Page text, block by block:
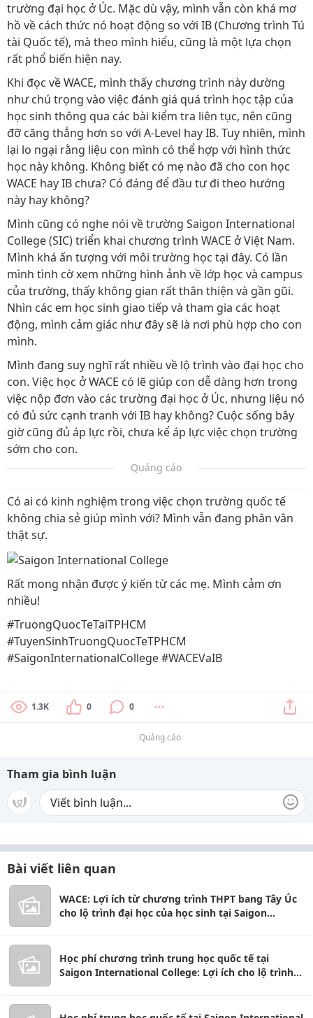
trường đại học ở Úc. Mặc dù vậy, mình vẫn còn khá mơ
hồ về cách thức nó hoạt động so với IB (Chương trình Tú
tài Quốc tế), mà theo mình hiểu, cũng là một lựa chọn
rất phổ biến hiện nay.
Khi đọc về WACE, mình thấy chương trình này dường
như chú trọng vào việc đánh giá quá trình học tập của
học sinh thông qua các bài kiểm tra liên tục, nên cũng
đỡ căng thẳng hơn so với A-Level hay IB. Tuy nhiên, mình
lại lo ngại rằng liệu con mình có thể hợp với hình thức
học này không. Không biết có mẹ nào đã cho con học
WACE hay IB chưa? Có đáng để đầu tư đi theo hướng
này hay không?
Mình cũng có nghe nói về trường Saigon International
College (SIC) triển khai chương trình WACE ở Việt Nam.
Mình khá ấn tượng với môi trường học tại đây. Có lần
mình tình cờ xem những hình ảnh về lớp học và campus
của trường, thấy không gian rất thân thiện và gần gũi.
Nhìn các em học sinh giao tiếp và tham gia các hoạt
động, mình cảm giác như đây sẽ là nơi phù hợp cho con
mình.
Mình đang suy nghĩ rất nhiều về lộ trình vào đại học cho
con. Việc học ở WACE có lẽ giúp con dễ dàng hơn trong
việc nộp đơn vào các trường đại học ở Úc, nhưng liệu nó
có đủ sức cạnh tranh với IB hay không? Cuộc sống bây
giờ cũng đủ áp lực rồi, chưa kể áp lực việc chọn trường
sớm cho con.
Quảng cáo
Có ai có kinh nghiệm trong việc chọn trường quốc tế
không chia sẻ giúp mình với? Mình vẫn đang phân vân
thật sự.
Rất mong nhận được ý kiến từ các mẹ. Mình cảm ơn
nhiều!
#TruongQuocTeTaiTPHCM
#TuyenSinhTruongQuocTeTPHCM
#SaigonInternationalCollege #WACEVaIB
1.3K 0 0
Quảng cáo
Tham gia bình luận
Bài viết liên quan
WACE: Lợi ích từ chương trình THPT bang Tây Úc
cho lộ trình đại học của học sinh tại Saigon
Học phí chương trình trung học quốc tế tại
Saigon International College: Lợi ích cho lộ trình